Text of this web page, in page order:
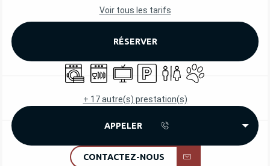
Voir tous les tarifs
RÉSERVER
Lave lingeLave vaisselle
Télévision
ParkingToilettesAnimaux acceptés
+ 17 autre(s) prestation(s)
APPELER
CONTACTEZ-NOUS